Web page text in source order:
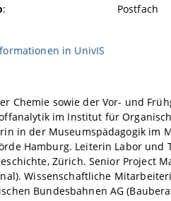
: Postfach
in UnivIS
Chemie sowie der Vor- und
im Institut für
in der Museumspädagogik im
Hamburg. Leiterin Labor und
Zürich. Senior Project
Wissenschaftliche
Bundesbahnen AG